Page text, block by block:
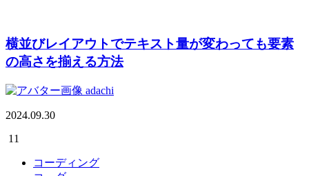
横並びレイアウトでテキスト量が変わっても要素
の高さを揃える方法
adachi
2024.09.30
11
コーディング